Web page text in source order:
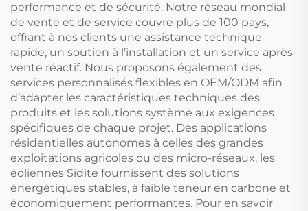
performance et de sécurité. Notre réseau mondial
de vente et de service couvre plus de 100 pays,
offrant à nos clients une assistance technique
rapide, un soutien à l’installation et un service après-
vente réactif. Nous proposons également des
services personnalisés flexibles en OEM/ODM afin
d’adapter les caractéristiques techniques des
produits et les solutions système aux exigences
spécifiques de chaque projet. Des applications
résidentielles autonomes à celles des grandes
exploitations agricoles ou des micro-réseaux, les
éoliennes Sidite fournissent des solutions
énergétiques stables, à faible teneur en carbone et
économiquement performantes. Pour en savoir